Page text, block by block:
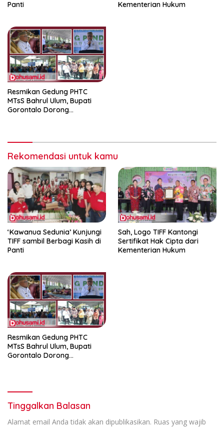
Panti
Kementerian Hukum
Resmikan Gedung PHTC
MTsS Bahrul Ulum, Bupati
Gorontalo Dorong
Rekomendasi untuk kamu
‘Kawanua Sedunia’ Kunjungi
TIFF sambil Berbagi Kasih di
Panti
Sah, Logo TIFF Kantongi
Sertifikat Hak Cipta dari
Kementerian Hukum
Resmikan Gedung PHTC
MTsS Bahrul Ulum, Bupati
Gorontalo Dorong
Tinggalkan Balasan
Alamat email Anda tidak akan dipublikasikan. Ruas yang wajib